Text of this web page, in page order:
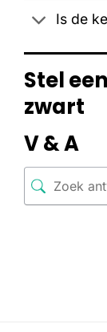
Is de
Stel
zwart
V & A